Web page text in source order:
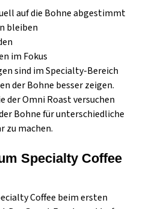
auf die Bohne abgestimmt
bleiben
im Fokus
sind im Specialty-Bereich
der Bohne besser zeigen.
derOmni Roastversuchen
Bohne für unterschiedliche
zu machen.
Specialty Coffee
Coffee beim ersten